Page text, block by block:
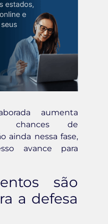
aumenta
chances de
ainda nessa fase,
avance para
são
a defesa